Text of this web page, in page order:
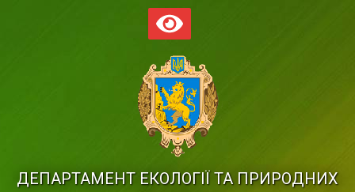
ДЕПАРТАМЕНТ ЕКОЛОГІЇ ТА ПРИРОДНИХ